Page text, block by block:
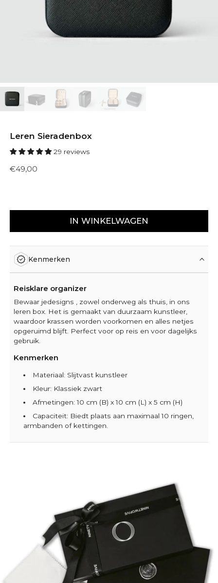
Leren Sieradenbox
29 reviews
€49,00
IN WINKELWAGEN
Kenmerken
Reisklare organizer
Bewaar jedesigns , zowel onderweg als thuis, in ons
leren box. Het is gemaakt van duurzaam kunstleer,
waardoor krassen worden voorkomen en alles netjes
opgeruimd blijft. Perfect voor op reis en voor dagelijks
gebruik.
Kenmerken
Materiaal: Slijtvast kunstleer
Kleur: Klassiek zwart
Afmetingen: 10 cm (B) x 10 cm (L) x 5 cm (H)
Capaciteit: Biedt plaats aan maximaal 10 ringen,
armbanden of kettingen.